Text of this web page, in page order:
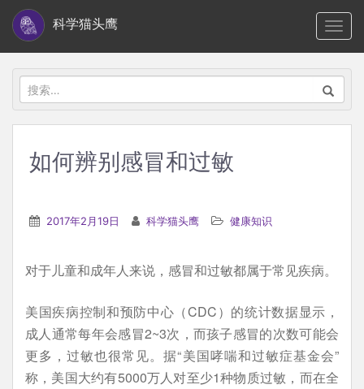
i
科学猫头鹰
搜
索：
如何辨别感冒和过敏
2017年2月19日 科学猫头鹰 健康知识
对于儿童和成年人来说，感冒和过敏都属于常见疾病。
美国疾病控制和预防中心（CDC）的统计数据显示，
成人通常每年会感冒2~3次，而孩子感冒的次数可能会
更多，过敏也很常见。据“美国哮喘和过敏症基金会”
称，美国大约有5000万人对至少1种物质过敏，而在全